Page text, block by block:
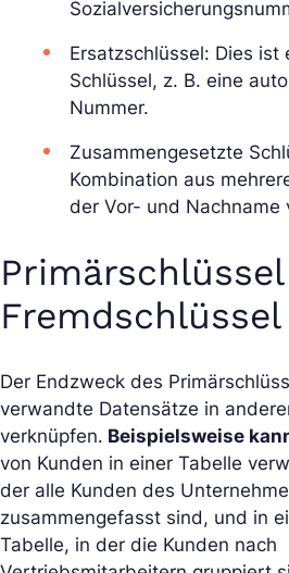
Ersatzschlüssel: Dies ist
Schlüssel, z. B. eine
Nummer.
Zusammengesetzte
Kombination aus
der Vor- und Nachname
Fremdschlüssel
Der Endzweck des
verwandte Datensätze in
verknüpfen. Beispielsweise
von Kunden in einer Tabelle
der alle Kunden des
zusammengefasst sind, und in
Tabelle, in der die Kunden nach